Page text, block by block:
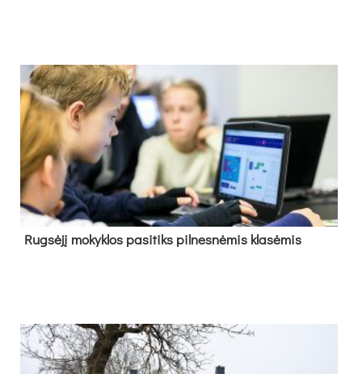
Rug­sė­jį mo­kyk­los pa­si­tiks pil­nes­nė­mis kla­sė­mis